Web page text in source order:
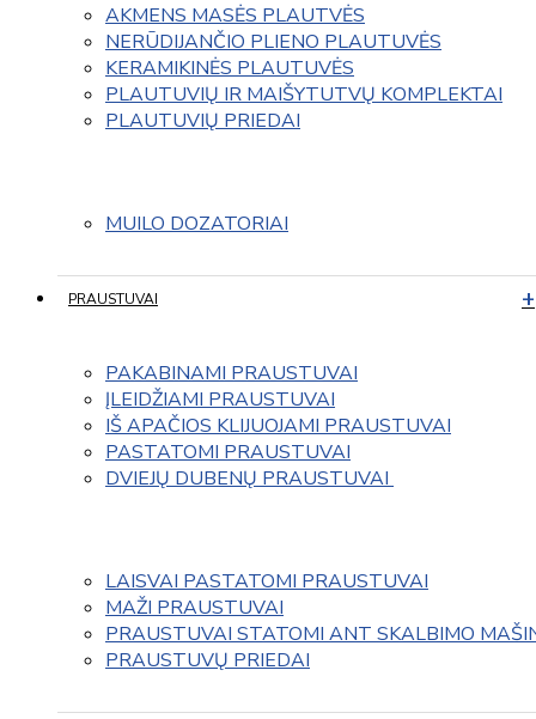
AKMENS MASĖS PLAUTVĖS
NERŪDIJANČIO PLIENO PLAUTUVĖS
KERAMIKINĖS PLAUTUVĖS
PLAUTUVIŲ IR MAIŠYTUTVŲ KOMPLEKTAI
PLAUTUVIŲ PRIEDAI
MUILO DOZATORIAI
PRAUSTUVAI
PAKABINAMI PRAUSTUVAI
ĮLEIDŽIAMI PRAUSTUVAI
IŠ APAČIOS KLIJUOJAMI PRAUSTUVAI
PASTATOMI PRAUSTUVAI
DVIEJŲ DUBENŲ PRAUSTUVAI
LAISVAI PASTATOMI PRAUSTUVAI
MAŽI PRAUSTUVAI
PRAUSTUVAI STATOMI ANT SKALBIMO
PRAUSTUVŲ PRIEDAI